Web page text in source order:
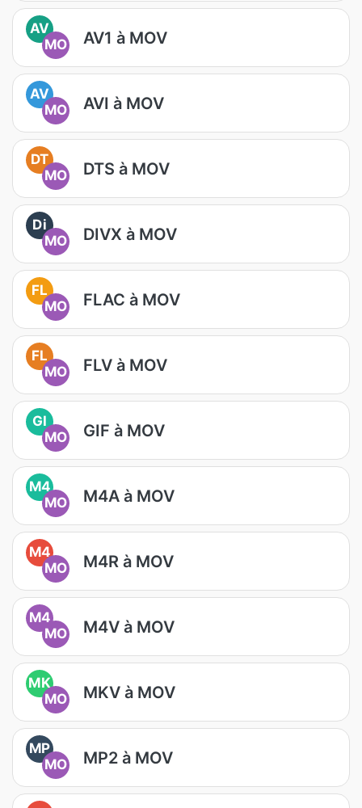
AV
MO
AV1 à MOV
AV
MO
AVI à MOV
DT
MO
DTS à MOV
Di
MO
DIVX à MOV
FL
MO
FLAC à MOV
FL
MO
FLV à MOV
GI
MO
GIF à MOV
M4
MO
M4A à MOV
M4
MO
M4R à MOV
M4
MO
M4V à MOV
MK
MO
MKV à MOV
MP
MO
MP2 à MOV